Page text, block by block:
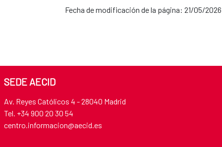
Fecha de modificación de la página: 21/05/2026
SEDE AECID
Av. Reyes Católicos 4 - 28040 Madrid
Tel. +34 900 20 30 54​​​​​​​
centro.informacion@aecid.es